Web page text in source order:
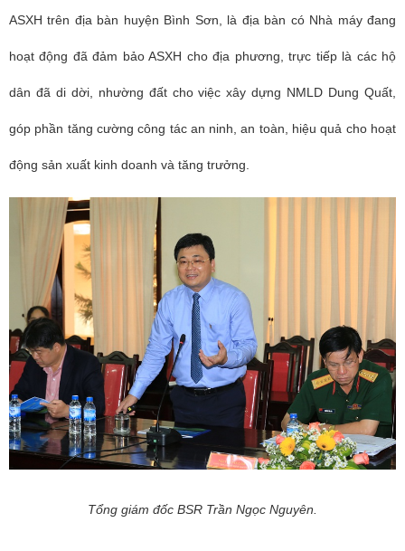
ASXH trên địa bàn huyện Bình Sơn, là địa bàn có Nhà máy đang
hoạt động đã đảm bảo ASXH cho địa phương, trực tiếp là các hộ
dân đã di dời, nhường đất cho việc xây dựng NMLD Dung Quất,
góp phần tăng cường công tác an ninh, an toàn, hiệu quả cho hoạt
động sản xuất kinh doanh và tăng trưởng.
Tổng giám đốc BSR Trần Ngọc Nguyên.